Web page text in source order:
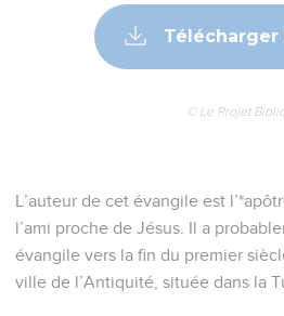
© Le Projet
L’auteur de cet évangile est
l’ami proche de Jésus. Il a
évangile vers la fin du premier
ville de l’Antiquité, située dans la